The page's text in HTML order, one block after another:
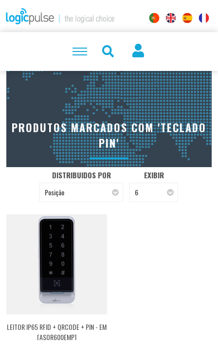
PRODUTOS MARCADOS COM 'TECLADO
PIN'
DISTRIBUIDOS POR
Posição
EXIBIR
6
LEITOR IP65 RFID + QRCODE + PIN - EM
[ASQR600EMP]